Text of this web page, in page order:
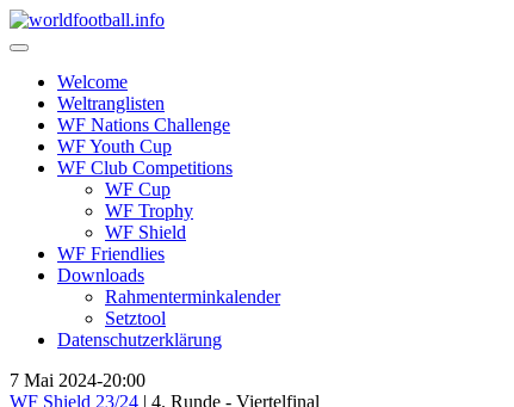
Skip
to
Welcome
Weltranglisten
WF Nations Challenge
WF Youth Cup
WF Club Competitions
WF Cup
WF Trophy
WF Shield
WF Friendlies
Downloads
Rahmenterminkalender
Setztool
Datenschutzerklärung
7 Mai 2024-20:00
WF Shield 23/24 | 4. Runde - Viertelfinal